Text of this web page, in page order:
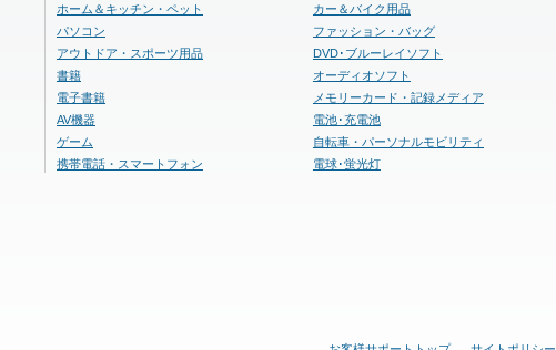
ホーム＆キッチン・ペット
パソコン
アウトドア・スポーツ用品
書籍
電子書籍
AV機器
ゲーム
携帯電話・スマートフォン
カー＆バイク用品
ファッション・バッグ
DVD･ブルーレイソフト
オーディオソフト
メモリーカード・記録メディア
電池･充電池
自転車・パーソナルモビリティ
電球･蛍光灯